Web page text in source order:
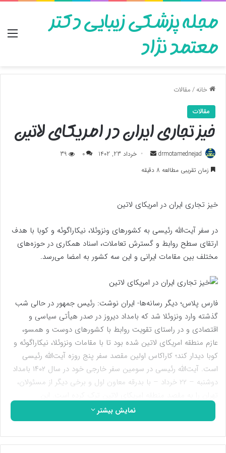
مجله پزشکی زیبایی دکتر
معتمد نژاد
خانه/مقالات
مقالات
خیز تجاری ایران در امریکای لاتین
drmotamednejad
ارسال
به
خرداد 23, 1402 0
39
زمان تقریبی مطالعه 8 دقیقه
خیز تجاری ایران در امریکای لاتین
در سفر آیت‌الله رئیسی به کشورهای ونزوئلا، نیکاراگوئه و کوبا با هدف
ارتقای سطح روابط و گسترش تعاملات، اسناد همکاری در حوزه‌های
مختلف بین مقامات ایرانی و این سه کشور به امضا می‌رسد.
فارس پلاس؛ دیگر رسانه‌ها- ایران نوشت: رئیس‌ جمهور در حالی شب
گذشته وارد ونزوئلا شد که بامداد دیروز در صدر هیأتی سیاسی و
اقتصادی و در راستای تقویت روابط با کشورهای دوست و همسو،
عازم منطقه امریکای لاتین شده بود تا با مقامات ونزوئلا، نیکاراگوئه و
کوبا دیدار کند؛ کاراکاس اولین مقصد سفر پنج روزه آیت‌الله رئیسی
است. آیت‌الله رئیسی در سومین سفر خارجی خود در سال ۱۴۰۲ بامداد
دوشنبه – ۲۲ خرداد – با بدرقه معاون اول و برخی دیگر از مسئولان،
امیرعبداللهیان وزیرامور خارجه، غلامحسین اسماعیلی رئیس دفتر رئیس
جمهور، جواد اوجی وزیر نفت، محمدرضا آشتیانی وزیر دفاع و پشتیبانی
نیروهای مسلح، بهرام عین اللهی وزیر بهداشت و محمد جمشیدی
نمایش بیشتر